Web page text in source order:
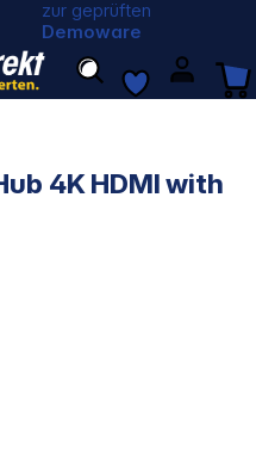
zur geprüften
Demoware
4K HDMI with